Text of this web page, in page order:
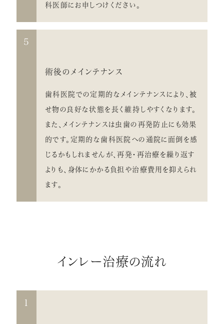
科医師にお申しつけください。
5
術後のメインテナンス
歯科医院での定期的なメインテナンスにより、被
せ物の良好な状態を長く維持しやすくなります。
また、メインテナンスは虫歯の再発防止にも効果
的です。定期的な歯科医院への通院に面倒を感
じるかもしれませんが、再発・再治療を繰り返す
よりも、身体にかかる負担や治療費用を抑えられ
ます。
インレー治療の流れ
1